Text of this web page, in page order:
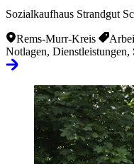
Sozialkaufhaus Strandgut
Rems-Murr-Kreis
Notlagen, Dienstleistungen,